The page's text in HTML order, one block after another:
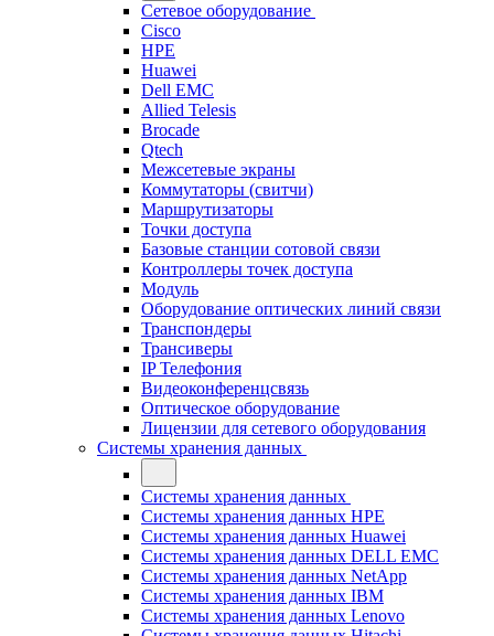
Сетевое оборудование
Cisco
HPE
Huawei
Dell EMC
Allied Telesis
Brocade
Qtech
Межсетевые экраны
Коммутаторы (свитчи)
Маршрутизаторы
Точки доступа
Базовые станции сотовой связи
Контроллеры точек доступа
Модуль
Оборудование оптических линий связи
Транспондеры
Трансиверы
IP Телефония
Видеоконференцсвязь
Оптическое оборудование
Лицензии для сетевого оборудования
Системы хранения данных
Системы хранения данных
Системы хранения данных HPE
Системы хранения данных Huawei
Системы хранения данных DELL EMC
Cистемы хранения данных NetApp
Системы хранения данных IBM
Системы хранения данных Lenovo